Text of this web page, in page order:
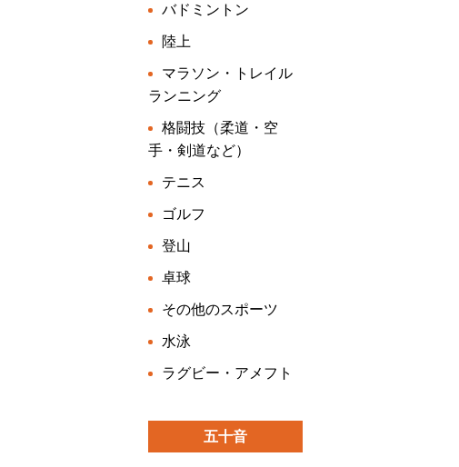
バドミントン
陸上
マラソン・トレイル
ランニング
格闘技（柔道・空
手・剣道など）
テニス
ゴルフ
登山
卓球
その他のスポーツ
水泳
ラグビー・アメフト
五十音